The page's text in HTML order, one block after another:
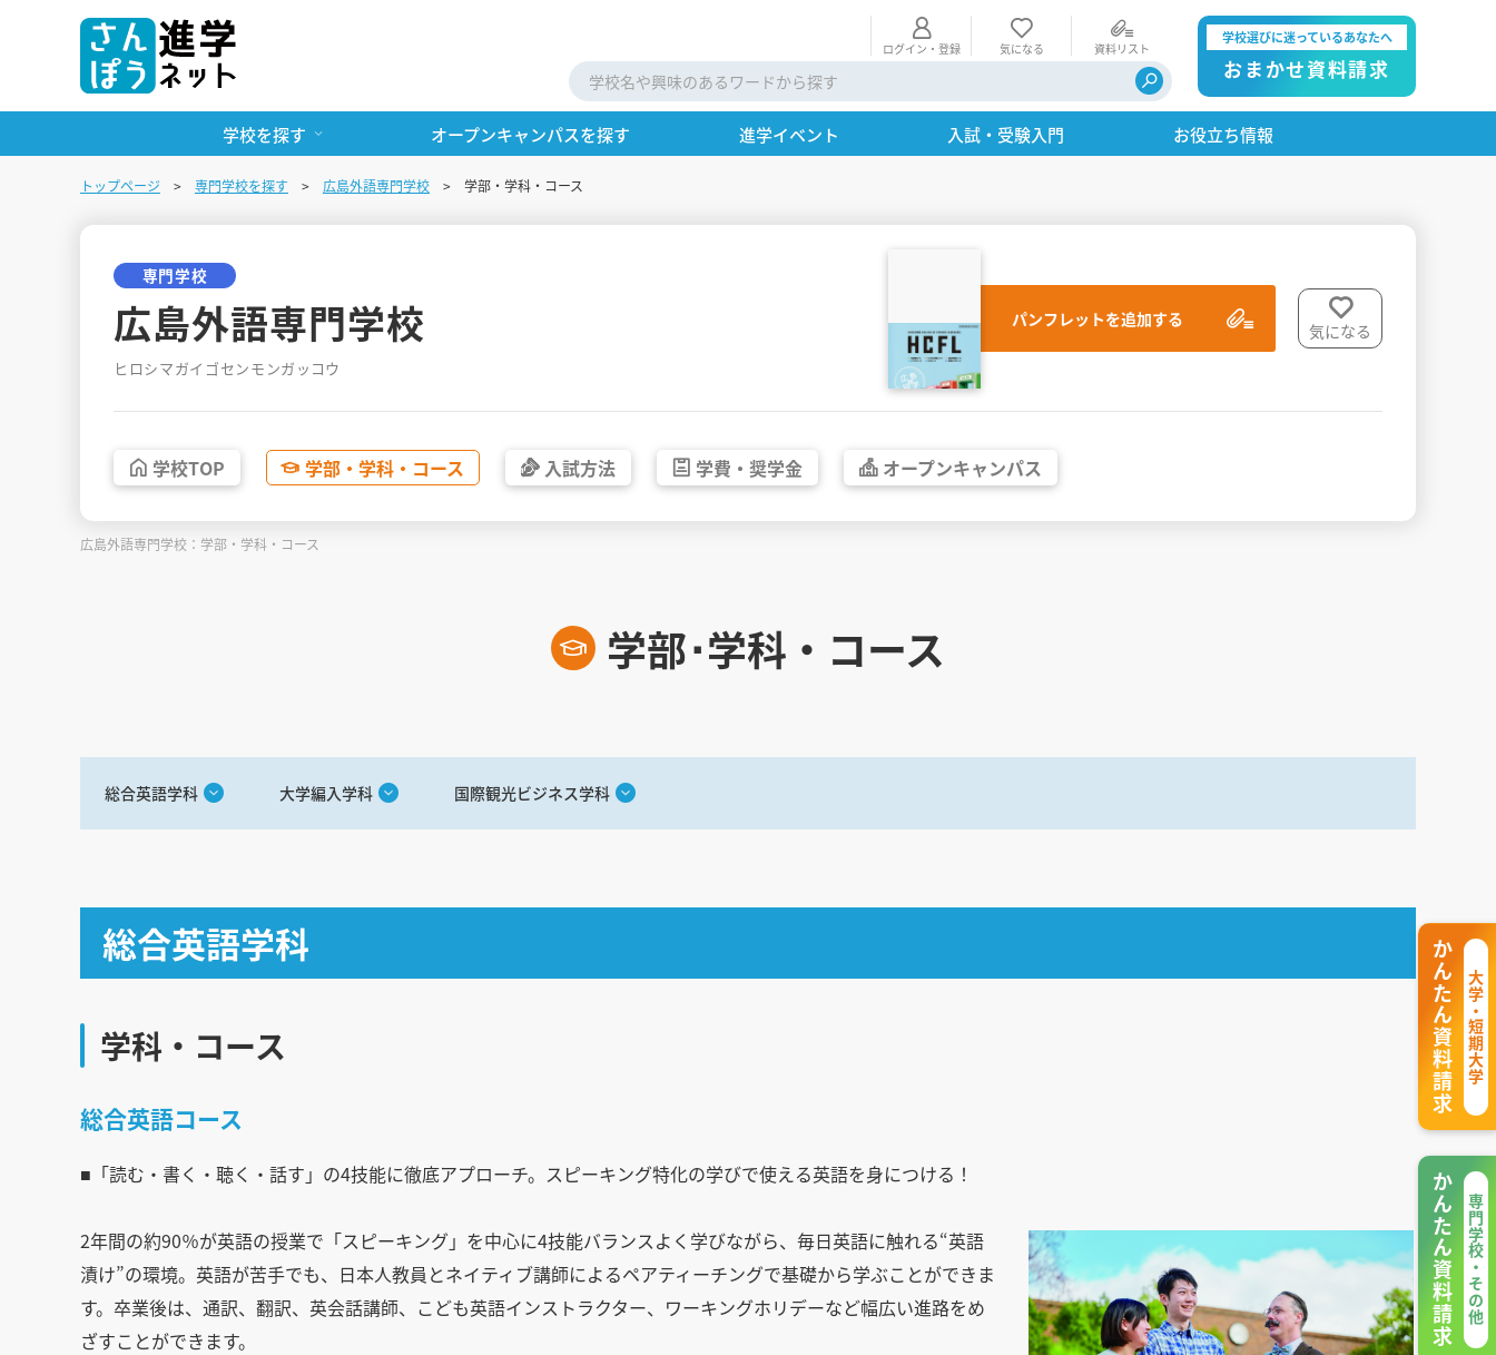
ログイン・登録 気になる 資料リスト
学校選びに迷っているあなたへ
おまかせ資料請求
学校を探す オープンキャンパスを探す 進学イベント 入試・受験入門 お役立ち情報
トップページ 専門学校を探す 広島外語専門学校 学部・学科・コース
専門学校
広島外語専門学校
ヒロシマガイゴセンモンガッコウ
パンフレットを追加する
気になる
学校TOP 学部・ 学科・ コース 入試方法 学費・ 奨学金 オープンキャンパス
広島外語専門学校：学部・学科・コース
学部･学科・コース
総合英語学科 大学編入学科 国際観光ビジネス学科
総合英語学科
学科・コース
総合英語コース
■「読む・書く・聴く・話す」の4技能に徹底アプローチ。スピーキング特化の学びで使える英語を身につける！
2年間の約90％が英語の授業で「スピーキング」を中心に4技能バランスよく学びながら、毎日英語に触れる“英語
漬け”の環境。英語が苦手でも、日本人教員とネイティブ講師によるペアティーチングで基礎から学ぶことができま
す。卒業後は、通訳、翻訳、英会話講師、こども英語インストラクター、ワーキングホリデーなど幅広い進路をめ
ざすことができます。
大学・短期大学
かんたん資料請求
専門学校・その他
かんたん資料請求